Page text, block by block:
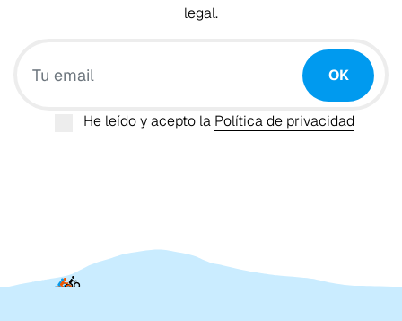
legal.
OK
He leído y acepto la Política de privacidad